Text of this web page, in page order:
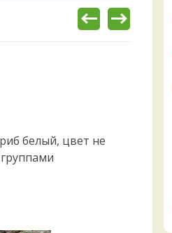
белый, цвет не